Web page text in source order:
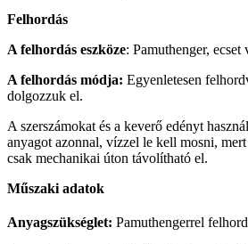
Felhordás
A felhordás eszköze: Pamuthenger,
A felhordás módja: Egyenletesen
dolgozzuk el.
A szerszámokat és a keverő edényt
anyagot azonnal, vízzel le kell mosni, mert
csak mechanikai úton távolítható el.
Műszaki adatok
Anyagszükséglet: Pamuthengerrel